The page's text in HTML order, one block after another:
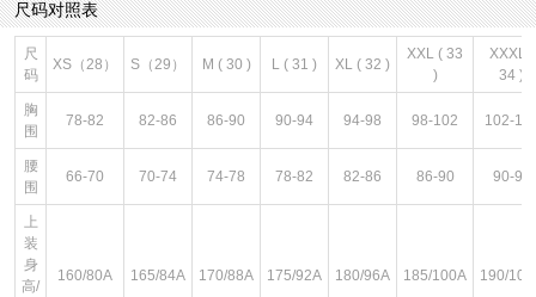
尺码对照表
尺
码
XS（28） S（29） M ( 30 ) L ( 31 ) XL ( 32 )
XXL ( 33
)
XXXL (
34 )
胸
围
78-82 82-86 86-90 90-94 94-98 98-102 102-
腰
围
66-70 70-74 74-78 78-82 82-86 86-90 90-94
上
装
身
高/
160/80A 165/84A 170/88A 175/92A 180/96A 185/100A 190/